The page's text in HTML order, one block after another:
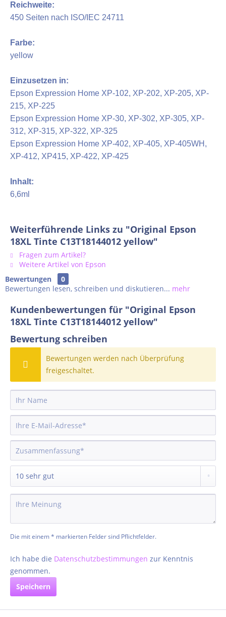
Reichweite:
450 Seiten nach ISO/IEC 24711
Farbe:
yellow
Einzusetzen in:
Epson Expression Home XP-102, XP-202, XP-205, XP-
215, XP-225
Epson Expression Home XP-30, XP-302, XP-305, XP-
312, XP-315, XP-322, XP-325
Epson Expression Home XP-402, XP-405, XP-405WH,
XP-412, XP415, XP-422, XP-425
Inhalt:
6,6ml
Weiterführende Links zu "Original Epson
18XL Tinte C13T18144012 yellow"
Fragen zum Artikel?
Weitere Artikel von Epson
Bewertungen
0
Bewertungen lesen, schreiben und diskutieren... mehr
Kundenbewertungen für "Original Epson
18XL Tinte C13T18144012 yellow"
Bewertung schreiben
Bewertungen werden nach Überprüfung
freigeschaltet.
Die mit einem * markierten Felder sind Pflichtfelder.
Ich habe die Datenschutzbestimmungen zur Kenntnis
genommen.
Speichern